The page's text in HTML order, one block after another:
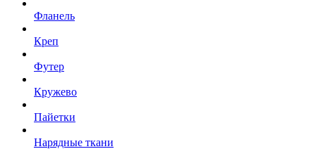
Фланель
Креп
Футер
Кружево
Пайетки
Нарядные ткани